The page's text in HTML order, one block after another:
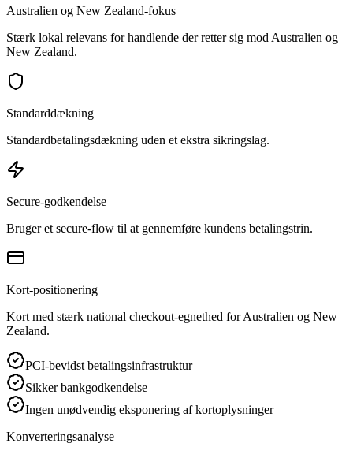
Australien og New Zealand-fokus
Stærk lokal relevans for handlende der retter sig mod Australien og
New Zealand.
Standarddækning
Standardbetalingsdækning uden et ekstra sikringslag.
Secure-godkendelse
Bruger et secure-flow til at gennemføre kundens betalingstrin.
Kort-positionering
Kort med stærk national checkout-egnethed for Australien og New
Zealand.
PCI-bevidst betalingsinfrastruktur
Sikker bankgodkendelse
Ingen unødvendig eksponering af kortoplysninger
Konverteringsanalyse